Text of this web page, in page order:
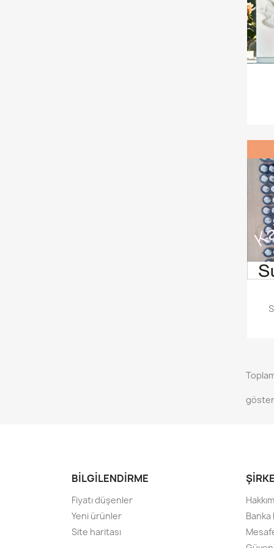
BİLGİLENDİRME
Fiyatı düşenler
Yeni ürünler
Site haritası
Banka